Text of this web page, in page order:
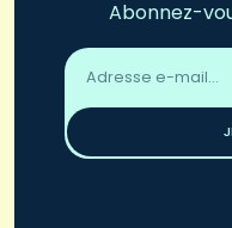
Abonnez-
Adresse
email